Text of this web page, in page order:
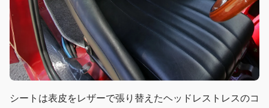
シートは表皮をレザーで張り替えたヘッドレストレスのコ